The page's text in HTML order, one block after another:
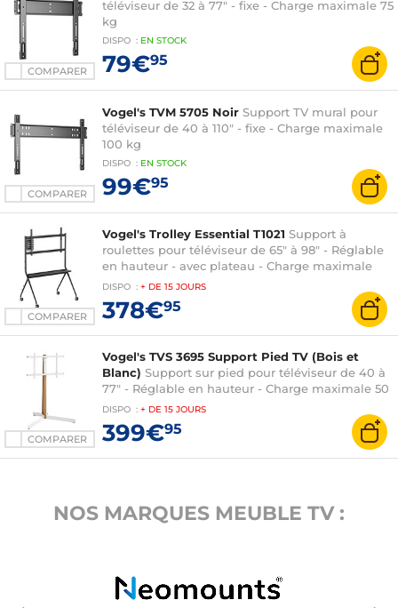
COMPARER
téléviseur de 32 à 77" - fixe - Charge maximale 75
kg
DISPO : EN STOCK
79€95
COMPARER
Vogel's TVM 5705 Noir Support TV mural pour
téléviseur de 40 à 110" - fixe - Charge maximale
100 kg
DISPO : EN STOCK
99€95
COMPARER
Vogel's Trolley Essential T1021 Support à
roulettes pour téléviseur de 65" à 98" - Réglable
en hauteur - avec plateau - Charge maximale
120 kg
DISPO : + DE 15 JOURS
378€95
COMPARER
Vogel's TVS 3695 Support Pied TV (Bois et
Blanc) Support sur pied pour téléviseur de 40 à
77" - Réglable en hauteur - Charge maximale 50
kg
DISPO : + DE 15 JOURS
399€95
NOS MARQUES MEUBLE TV :